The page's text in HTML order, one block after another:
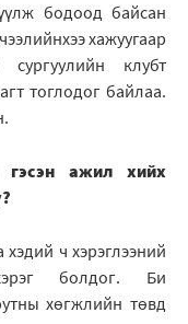
бодоод байсан
хажуугаар
клубт
тоглодог байлаа.
гэсэн ажил хийх
хэдий ч хэрэглээний
болдог. Би
хөгжлийн төвд